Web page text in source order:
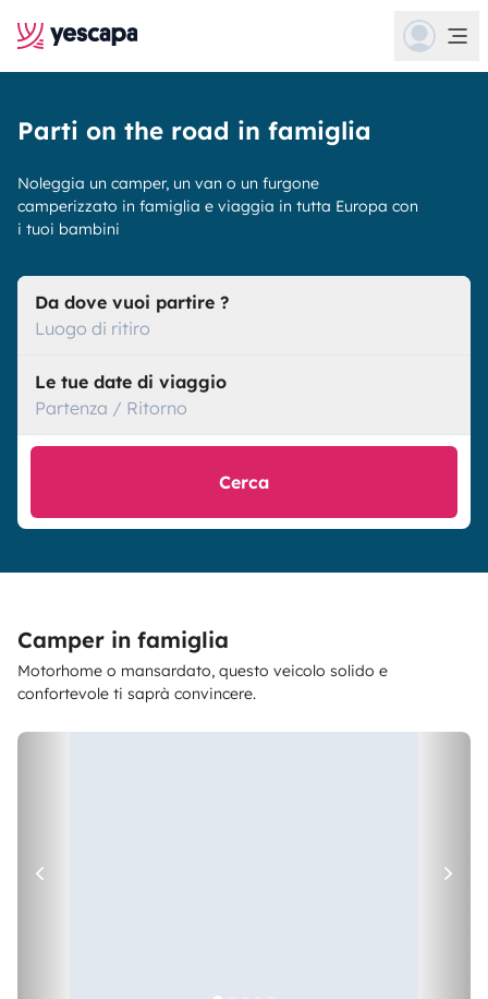
Parti on the road in famiglia
Noleggia un camper, un van o un furgone
camperizzato in famiglia e viaggia in tutta Europa con
i tuoi bambini
Da dove vuoi partire ?
Luogo di ritiro
Le tue date di viaggio
Partenza / Ritorno
Cerca
Camper in famiglia
Motorhome o mansardato, questo veicolo solido e
confortevole ti saprà convincere.